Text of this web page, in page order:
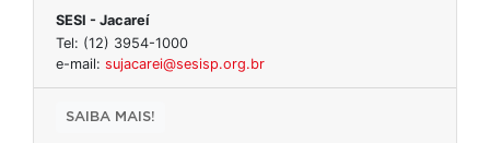
SESI - Jacareí
Tel: (12) 3954-1000
e-mail: sujacarei@sesisp.org.br
SAIBA MAIS!